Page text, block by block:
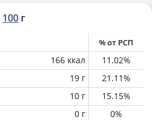
100 г
% от РСП
166 ккал 11.02%
19 г 21.11%
10 г 15.15%
0 г 0%